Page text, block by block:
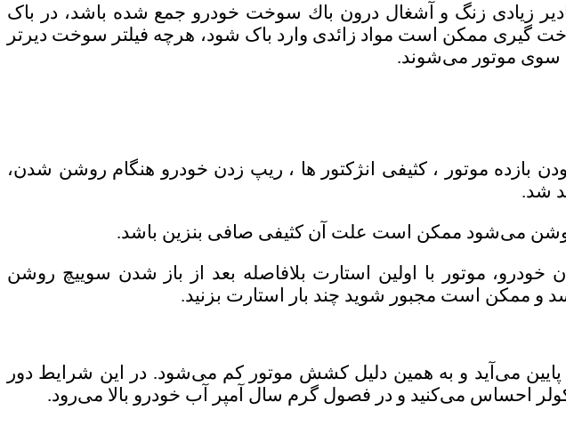
زیادی زنگ و آشغال درون باك سوخت خودرو جمع شده باشد، در باک
گیری ممکن است مواد زائدی وارد باک شود، هرچه فیلتر سوخت دیرتر
سوی موتور می‌شوند.
بازده موتور ، کثیفی انژکتور ها ، ریپ زدن خودرو هنگام روشن شدن،
شد.
می‌شود ممکن است علت آن کثیفی صافی بنزین باشد.
موتور با اولین استارت بلافاصله بعد از باز شدن سوییچ روشن
و ممکن است مجبور شوید چند بار استارت بزنید.
می‌آید و به همین دلیل کشش موتور کم می‌شود. در این شرایط دور
کولر احساس می‌کنید و در فصول گرم سال آمپر آب خودرو بالا می‌رود.